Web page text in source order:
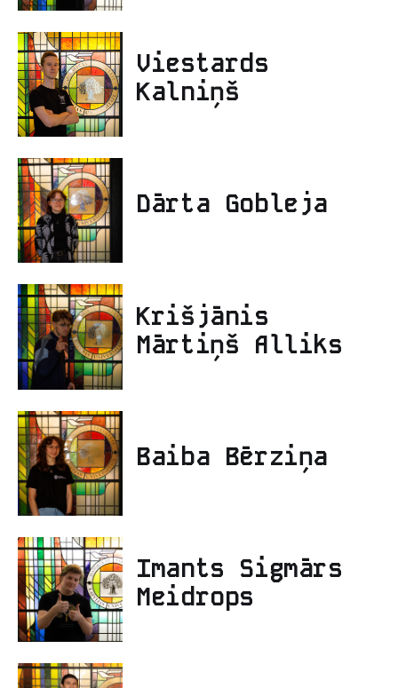
Viestards
Kalniņš
Dārta Gobleja
Krišjānis
Mārtiņš Alliks
Baiba Bērziņa
Imants Sigmārs
Meidrops